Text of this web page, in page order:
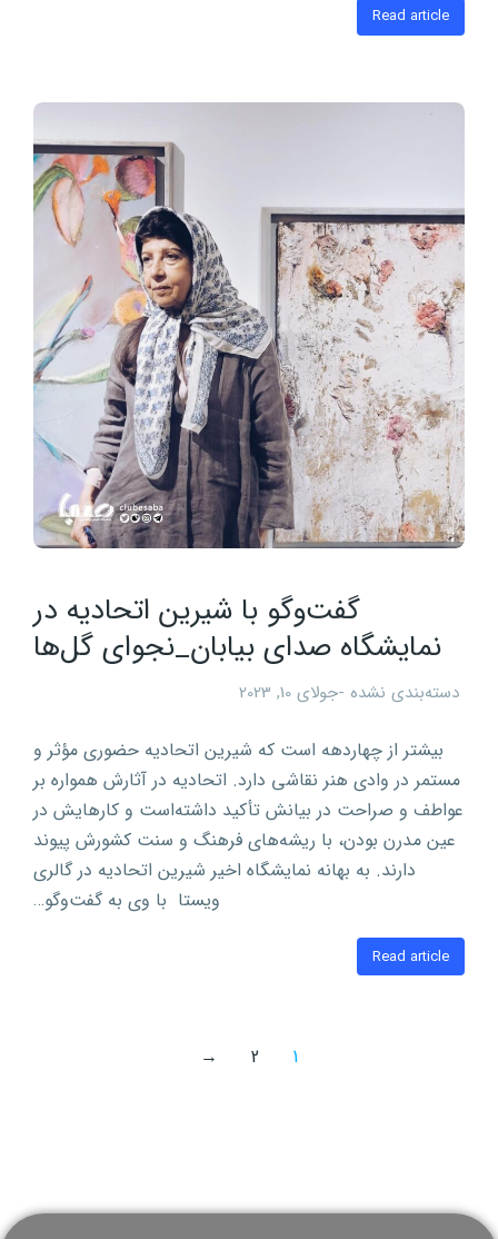
Read article
گفت‌وگو با شیرین اتحادیه در
نمایشگاه صدای بیابان_نجوای گل‌ها
دسته‌بندی نشده جولای 10, 2023
بیشتر از چهاردهه است که شیرین اتحادیه حضوری مؤثر و
مستمر در وادی هنر نقاشی دارد. اتحادیه در آثارش همواره بر
عواطف و صراحت در بیانش تأکید داشته‌است و کارهایش در
عین مدرن بودن، با ریشه‌های فرهنگ و سنت کشورش پیوند
دارند. به بهانه نمایشگاه اخیر شیرین اتحادیه در گالری
ویستا با وی به گفت‌و‌گو…
Read article
1
2
→